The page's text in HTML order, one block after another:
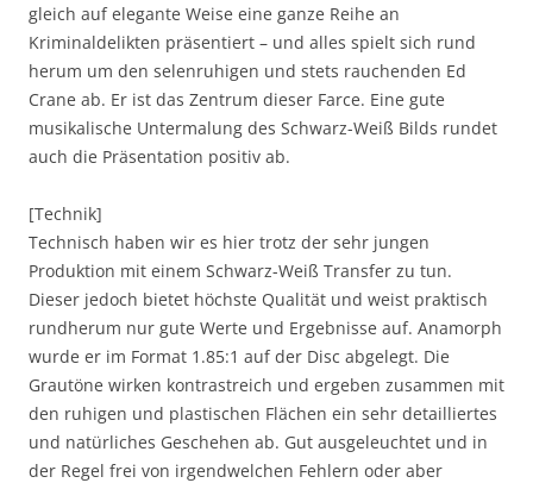
gleich auf elegante Weise eine ganze Reihe an
Kriminaldelikten präsentiert – und alles spielt sich rund
herum um den selenruhigen und stets rauchenden Ed
Crane ab. Er ist das Zentrum dieser Farce. Eine gute
musikalische Untermalung des Schwarz-Weiß Bilds rundet
auch die Präsentation positiv ab.
[Technik]
Technisch haben wir es hier trotz der sehr jungen
Produktion mit einem Schwarz-Weiß Transfer zu tun.
Dieser jedoch bietet höchste Qualität und weist praktisch
rundherum nur gute Werte und Ergebnisse auf. Anamorph
wurde er im Format 1.85:1 auf der Disc abgelegt. Die
Grautöne wirken kontrastreich und ergeben zusammen mit
den ruhigen und plastischen Flächen ein sehr detailliertes
und natürliches Geschehen ab. Gut ausgeleuchtet und in
der Regel frei von irgendwelchen Fehlern oder aber